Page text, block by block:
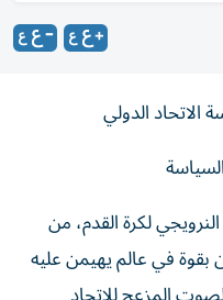
الاتحاد الدولي
لكرة القدم، من
بقوة في عالم يهيمن عليه